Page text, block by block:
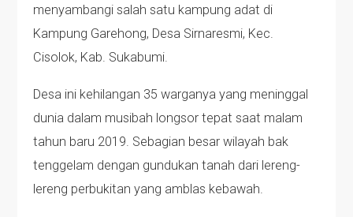
menyambangi salah satu kampung adat di
Kampung Garehong, Desa Sirnaresmi, Kec.
Cisolok, Kab. Sukabumi.
Desa ini kehilangan 35 warganya yang meninggal
dunia dalam musibah longsor tepat saat malam
tahun baru 2019. Sebagian besar wilayah bak
tenggelam dengan gundukan tanah dari lereng-
lereng perbukitan yang amblas kebawah.